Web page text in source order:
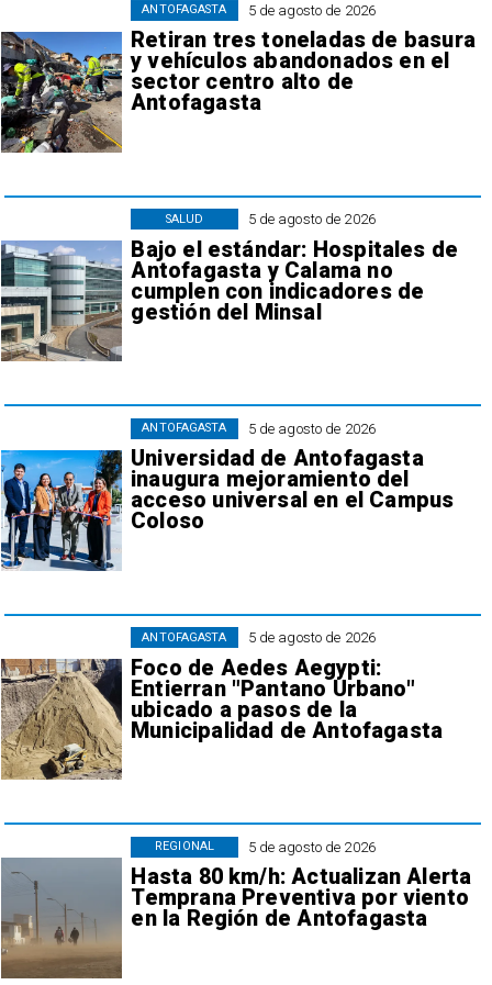
5 de agosto de 2026
Retiran tres toneladas de basura
y vehículos abandonados en el
sector centro alto de
Antofagasta
ANTOFAGASTA
5 de agosto de 2026
Bajo el estándar: Hospitales de
Antofagasta y Calama no
cumplen con indicadores de
gestión del Minsal
SALUD
5 de agosto de 2026
Universidad de Antofagasta
inaugura mejoramiento del
acceso universal en el Campus
Coloso
ANTOFAGASTA
5 de agosto de 2026
Foco de Aedes Aegypti:
Entierran "Pantano Urbano"
ubicado a pasos de la
Municipalidad de Antofagasta
ANTOFAGASTA
5 de agosto de 2026
Hasta 80 km/h: Actualizan Alerta
Temprana Preventiva por viento
en la Región de Antofagasta
REGIONAL